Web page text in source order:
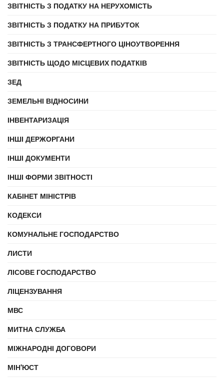
ЗВІТНІСТЬ З ПОДАТКУ НА НЕРУХОМІСТЬ
ЗВІТНІСТЬ З ПОДАТКУ НА ПРИБУТОК
ЗВІТНІСТЬ З ТРАНСФЕРТНОГО ЦІНОУТВОРЕННЯ
ЗВІТНІСТЬ ЩОДО МІСЦЕВИХ ПОДАТКІВ
ЗЕД
ЗЕМЕЛЬНІ ВІДНОСИНИ
ІНВЕНТАРИЗАЦІЯ
ІНШІ ДЕРЖОРГАНИ
ІНШІ ДОКУМЕНТИ
ІНШІ ФОРМИ ЗВІТНОСТІ
КАБІНЕТ МІНІСТРІВ
КОДЕКСИ
КОМУНАЛЬНЕ ГОСПОДАРСТВО
ЛИСТИ
ЛІСОВЕ ГОСПОДАРСТВО
ЛІЦЕНЗУВАННЯ
МВС
МИТНА СЛУЖБА
МІЖНАРОДНІ ДОГОВОРИ
МІН'ЮСТ